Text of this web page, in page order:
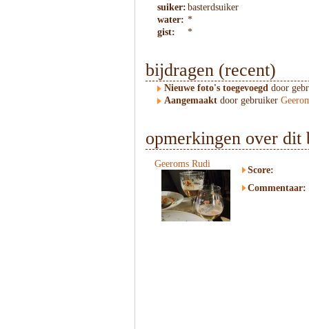
suiker: basterdsuiker
water: *
gist:
*
bijdragen (recent)
Nieuwe foto's toegevoegd door
Aangemaakt door gebruiker
opmerkingen over dit
Geeroms Rudi
Score:
Commentaar: